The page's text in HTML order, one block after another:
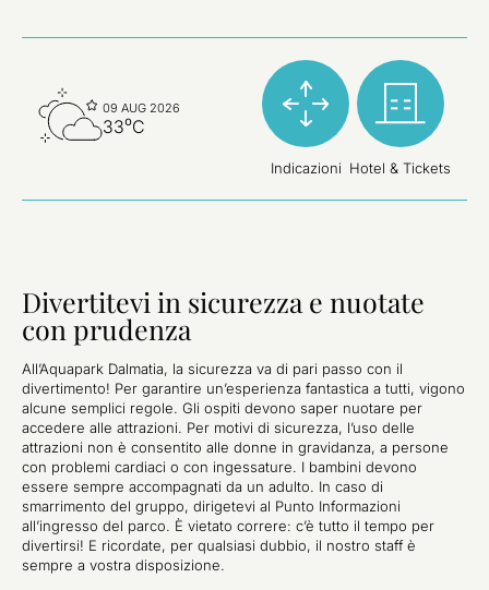
09 AUG 2026
33⁰C
Indicazioni Hotel & Tickets
Divertitevi in sicurezza e nuotate
con prudenza
All’Aquapark Dalmatia, la sicurezza va di pari passo con il
divertimento! Per garantire un’esperienza fantastica a tutti, vigono
alcune semplici regole. Gli ospiti devono saper nuotare per
accedere alle attrazioni. Per motivi di sicurezza, l’uso delle
attrazioni non è consentito alle donne in gravidanza, a persone
con problemi cardiaci o con ingessature. I bambini devono
essere sempre accompagnati da un adulto. In caso di
smarrimento del gruppo, dirigetevi al Punto Informazioni
all’ingresso del parco. È vietato correre: c’è tutto il tempo per
divertirsi! E ricordate, per qualsiasi dubbio, il nostro staff è
sempre a vostra disposizione.